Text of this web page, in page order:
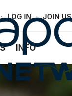
· LOG IN · JOIN US
INFO